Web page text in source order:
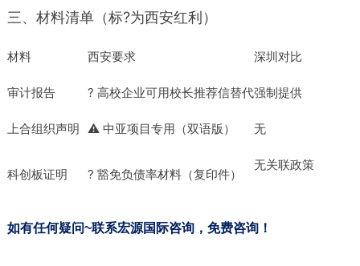
三、材料清单（标?为西安红利）
材料 西安要求 深圳对比
审计报告 ? 高校企业可用校长推荐信替代强制提供
上合组织声明 ⚠️ 中亚项目专用（双语版） 无
科创板证明 ? 豁免负债率材料（复印件）
无关联政策
如有任何疑问~联系宏源国际咨询，免费咨询！